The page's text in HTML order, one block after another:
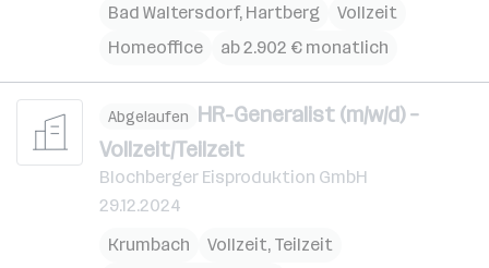
Bad Waltersdorf, Hartberg
Vollzeit
Homeoffice
ab 2.902 € monatlich
Abgelaufen HR-Generalist (m/w/d) –
Vollzeit/Teilzeit
Blochberger Eisproduktion GmbH
29.12.2024
Krumbach
Vollzeit, Teilzeit